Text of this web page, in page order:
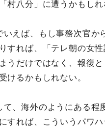
村八分」に遭うかもしれ
えば、もし事務次官か
すれば、「テレ朝の女
うだけではなく、報復
けるかもしれない。
、海外のようにある程
すれば、こういうパワ